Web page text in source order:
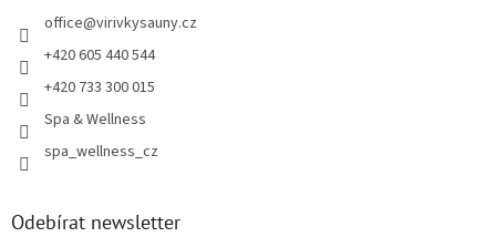
office@virivkysauny.cz
+420 605 440 544
+420 733 300 015
Spa & Wellness
spa_wellness_cz
Odebírat newsletter